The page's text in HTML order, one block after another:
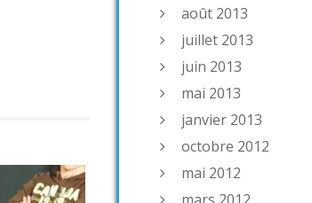
août 2013
juillet 2013
juin 2013
mai 2013
janvier 2013
octobre 2012
mai 2012